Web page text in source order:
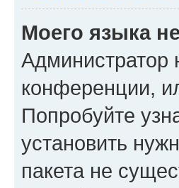
Моего языка
Администратор
конференции,
Попробуйте
установить
пакета не